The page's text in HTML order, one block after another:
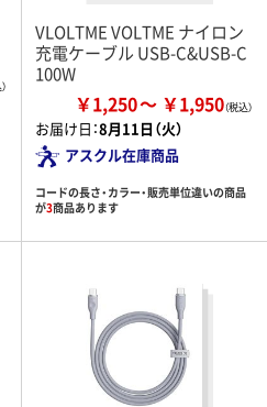
VLOLTME VOLTME ナイロン
充電ケーブル USB-C&USB-C
100W
￥1,250 ￥1,950
お届け日：8月11日（火）
アスクル在庫商品
コードの長さ・カラー・販売単位違いの商品
が3商品あります